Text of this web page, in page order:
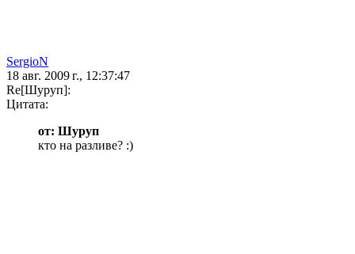
SergioN
18 авг. 2009 г., 12:37:47
Re[Шуруп]:
Цитата:
от: Шуруп
кто на разливе? :)